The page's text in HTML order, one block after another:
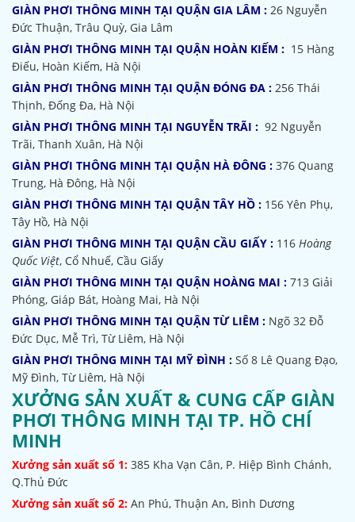
GIÀN PHƠI THÔNG MINH TẠI QUẬN GIA LÂM : 26 Nguyễn
Đức Thuận, Trâu Quỳ, Gia Lâm
GIÀN PHƠI THÔNG MINH TẠI QUẬN HOÀN KIẾM : 15 Hàng
Điếu, Hoàn Kiếm, Hà Nội
GIÀN PHƠI THÔNG MINH TẠI QUẬN ĐÓNG ĐA : 256 Thái
Thịnh, Đống Đa, Hà Nội
GIÀN PHƠI THÔNG MINH TẠI NGUYỄN TRÃI : 92 Nguyễn
Trãi, Thanh Xuân, Hà Nội
GIÀN PHƠI THÔNG MINH TẠI QUẬN HÀ ĐÔNG : 376 Quang
Trung, Hà Đông, Hà Nội
GIÀN PHƠI THÔNG MINH TẠI QUẬN TÂY HỒ : 156 Yên Phụ,
Tây Hồ, Hà Nội
GIÀN PHƠI THÔNG MINH TẠI QUẬN CẦU GIẤY : 116 Hoàng
Quốc Việt, Cổ Nhuế, Cầu Giấy
GIÀN PHƠI THÔNG MINH TẠI QUẬN HOÀNG MAI : 713 Giải
Phóng, Giáp Bát, Hoàng Mai, Hà Nội
GIÀN PHƠI THÔNG MINH TẠI QUẬN TỪ LIÊM : Ngõ 32 Đỗ
Đức Dục, Mễ Trì, Từ Liêm, Hà Nội
GIÀN PHƠI THÔNG MINH TẠI MỸ ĐÌNH : Số 8 Lê Quang Đạo,
Mỹ Đình, Từ Liêm, Hà Nội
XƯỞNG SẢN XUẤT & CUNG CẤP GIÀN
PHƠI THÔNG MINH TẠI TP. HỒ CHÍ
MINH
Xưởng sản xuất số 1: 385 Kha Vạn Cân, P. Hiệp Bình Chánh,
Q.Thủ Đức
Xưởng sản xuất số 2: An Phú, Thuận An, Bình Dương